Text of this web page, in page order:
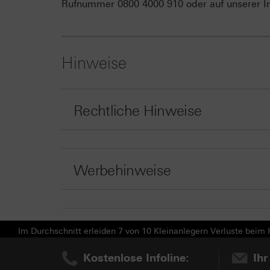
Rufnummer 0800 4000 910 oder auf
Hinweise
Rechtliche Hinweise
Werbehinweise
Im Durchschnitt erleiden 7 von 10 Kleinanlegern Verluste
Kostenlose Infoline: